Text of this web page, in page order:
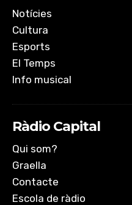
Notícies
Cultura
Esports
El Temps
Info musical
Ràdio Capital
Qui som?
Graella
Contacte
Escola de ràdio